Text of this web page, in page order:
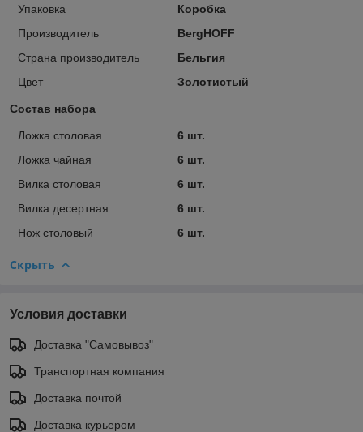
Упаковка
Коробка
Производитель
BergHOFF
Страна производитель
Бельгия
Цвет
Золотистый
Состав набора
Ложка столовая
6 шт.
Ложка чайная
6 шт.
Вилка столовая
6 шт.
Вилка десертная
6 шт.
Нож столовый
6 шт.
Скрыть
Условия доставки
Доставка "Самовывоз"
Транспортная компания
Доставка почтой
Доставка курьером